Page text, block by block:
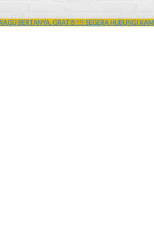
BERTANYA. GRATIS !!! SEGERA HUBUNGI